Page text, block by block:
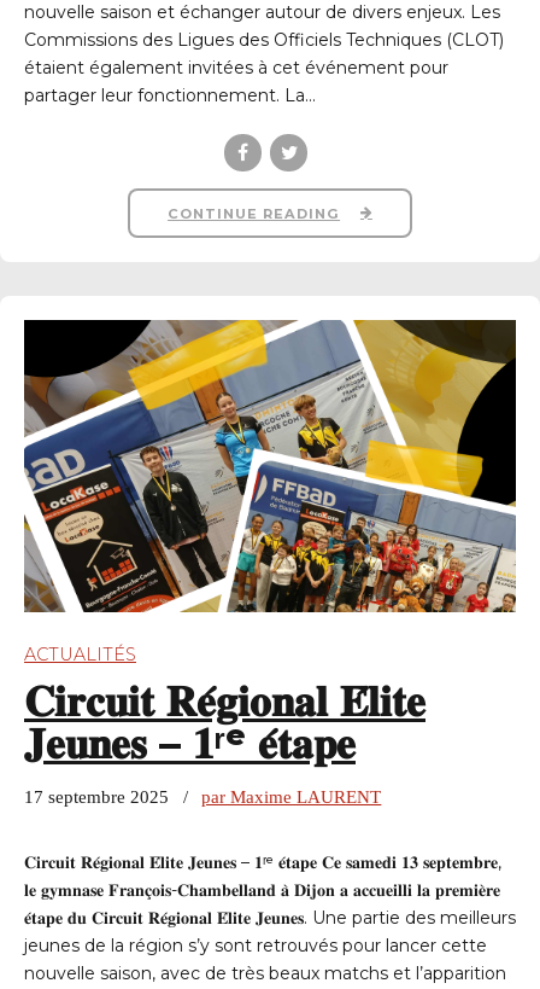
nouvelle saison et échanger autour de divers enjeux. Les
Commissions des Ligues des Officiels Techniques (CLOT)
étaient également invitées à cet événement pour
partager leur fonctionnement. La...
CONTINUE READING
ACTUALITÉS
𝐂𝐢𝐫𝐜𝐮𝐢𝐭 𝐑𝐞́𝐠𝐢𝐨𝐧𝐚𝐥 𝐄́𝐥𝐢𝐭𝐞
𝐉𝐞𝐮𝐧𝐞𝐬 – 𝟏ʳᵉ 𝐞́𝐭𝐚𝐩𝐞
17 septembre 2025 par Maxime LAURENT
𝐂𝐢𝐫𝐜𝐮𝐢𝐭 𝐑𝐞́𝐠𝐢𝐨𝐧𝐚𝐥 𝐄́𝐥𝐢𝐭𝐞 𝐉𝐞𝐮𝐧𝐞𝐬 – 𝟏ʳᵉ 𝐞́𝐭𝐚𝐩𝐞 𝐂𝐞 𝐬𝐚𝐦𝐞𝐝𝐢 𝟏𝟑 𝐬𝐞𝐩𝐭𝐞𝐦𝐛𝐫𝐞,
𝐥𝐞 𝐠𝐲𝐦𝐧𝐚𝐬𝐞 𝐅𝐫𝐚𝐧𝐜̧𝐨𝐢𝐬-𝐂𝐡𝐚𝐦𝐛𝐞𝐥𝐥𝐚𝐧𝐝 𝐚̀ 𝐃𝐢𝐣𝐨𝐧 𝐚 𝐚𝐜𝐜𝐮𝐞𝐢𝐥𝐥𝐢 𝐥𝐚 𝐩𝐫𝐞𝐦𝐢𝐞̀𝐫𝐞
𝐞́𝐭𝐚𝐩𝐞 𝐝𝐮 𝐂𝐢𝐫𝐜𝐮𝐢𝐭 𝐑𝐞́𝐠𝐢𝐨𝐧𝐚𝐥 𝐄́𝐥𝐢𝐭𝐞 𝐉𝐞𝐮𝐧𝐞𝐬. Une partie des meilleurs
jeunes de la région s’y sont retrouvés pour lancer cette
nouvelle saison, avec de très beaux matchs et l’apparition